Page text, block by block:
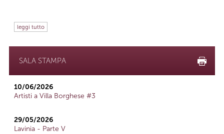
leggi tutto
SALA STAMPA
10/06/2026
Artisti a Villa Borghese #3
29/05/2026
Lavinia - Parte V